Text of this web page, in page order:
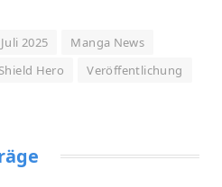
Juli 2025
Manga News
Hero
Veröffentlichung